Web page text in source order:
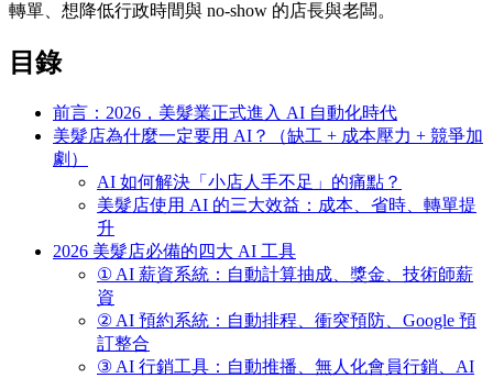
轉單、想降低行政時間與 no-show 的店長與老闆。
目錄
前言：2026，美髮業正式進入 AI 自動化時代
美髮店為什麼一定要用 AI？（缺工 + 成本壓力 + 競爭加
劇）
AI 如何解決「小店人手不足」的痛點？
美髮店使用 AI 的三大效益：成本、省時、轉單提
升
2026 美髮店必備的四大 AI 工具
① AI 薪資系統：自動計算抽成、獎金、技術師薪
資
② AI 預約系統：自動排程、衝突預防、Google 預
訂整合
③ AI 行銷工具：自動推播、無人化會員行銷、AI